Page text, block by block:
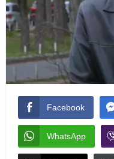
Facebook
WhatsApp